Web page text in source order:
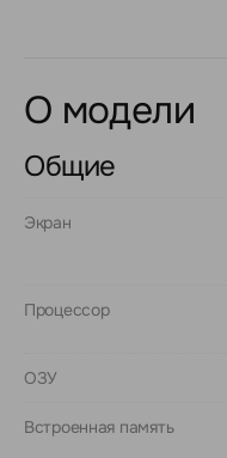
О модели
Общие
Экран
Процессор
ОЗУ
Встроенная память